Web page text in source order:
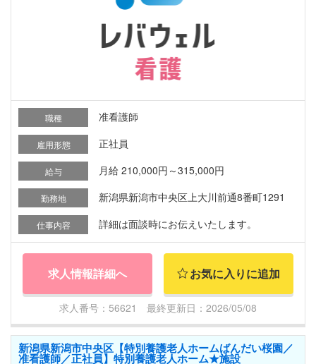
職種 准看護師
雇用形態 正社員
給与 月給 210,000円～315,000円
勤務地 新潟県新潟市中央区上大川前通8番町1291
仕事内容 詳細は面談時にお伝えいたします。
求人情報詳細へ お気に入りに追加
求人番号：56621 最終更新日：2026/05/08
新潟県新潟市中央区【特別養護老人ホームばんだい桜園／
准看護師／正社員】特別養護老人ホーム★施設